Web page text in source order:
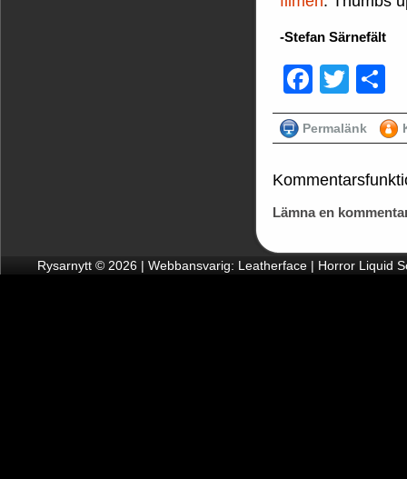
-Stefan Särnefält
Permalänk
Lämna en
Rysarnytt © 2026 | Webbansvarig: Leatherface | Horror Liquid